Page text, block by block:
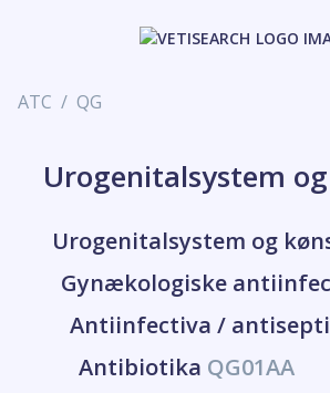
ATC QG
Urogenitalsystem
Urogenitalsystem og
Gynækologiske
Antiinfectiva /
Antibiotika QG01AA